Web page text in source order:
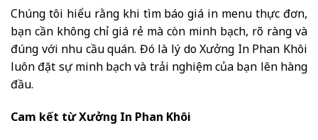
Chúng tôi hiểu rằng khi tìm báo giá in menu thực đơn,
bạn cần không chỉ giá rẻ mà còn minh bạch, rõ ràng và
đúng với nhu cầu quán. Đó là lý do Xưởng In Phan Khôi
luôn đặt sự minh bạch và trải nghiệm của bạn lên hàng
đầu.
Cam kết từ Xưởng In Phan Khôi